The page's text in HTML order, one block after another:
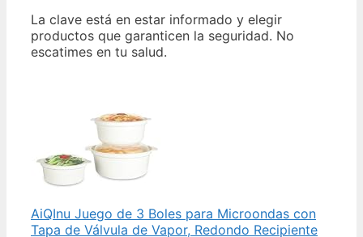
La clave está en estar informado y elegir
productos que garanticen la seguridad. No
escatimes en tu salud.
AiQInu Juego de 3 Boles para Microondas con
Tapa de Válvula de Vapor, Redondo Recipiente